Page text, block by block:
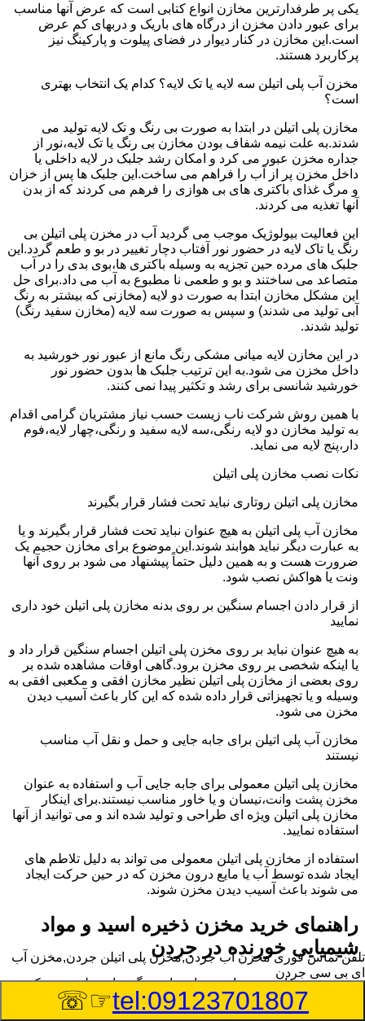
یکی پر طرفدارترین مخازن انواع کتابی است که عرض آنها مناسب
برای عبور دادن مخزن از درگاه های باریک و دربهای کم عرض
است.این مخازن در کنار دیوار در فضای پیلوت و پارکینگ نیز
پرکاربرد هستند.
مخزن آب پلی اتیلن سه لایه یا تک لایه؟ کدام یک انتخاب بهتری
است؟
مخازن پلی اتیلن در ابتدا به صورت بی رنگ و تک لایه تولید می
شدند.به علت نیمه شفاف بودن مخازن بی رنگ یا تک لایه،نور از
جداره مخزن عبور می کرد و امکان رشد جلبک در لایه داخلی یا
داخل مخزن پر از آب را فراهم می ساخت.این جلبک ها پس از خزان
و مرگ غذای باکتری های بی هوازی را فرهم می کردند که از بدن
آنها تغذیه می کردند.
این فعالیت بیولوژیک موجب می گردید آب در مخزن پلی اتیلن بی
رنگ یا تاک لایه در حضور نور آفتاب دچار تغییر در بو و طعم گردد.این
جلبک های مرده حین تجزیه به وسیله باکتری ها،بوی بدی را در آب
متصاعد می ساختند و بو و طعمی نا مطبوع به آب می داد.برای حل
این مشکل مخازن ابتدا به صورت دو لایه (مخازنی که بیشتر به رنگ
آبی تولید می شدند) و سپس به صورت سه لایه (مخازن سفید رنگ)
تولید شدند.
در این مخازن لایه میانی مشکی رنگ مانع از عبور نور خورشید به
داخل مخزن می شود.به این ترتیب جلبک ها بدون حضور نور
خورشید شانسی برای رشد و تکثیر پیدا نمی کنند.
با همین روش شرکت ناب زیست حسب نیاز مشتریان گرامی اقدام
به تولید مخازن دو لایه رنگی،سه لایه سفید و رنگی،چهار لایه،فوم
دار،پنج لایه می نماید.
نکات نصب مخازن پلی اتیلن
مخازن پلی اتیلن روتاری نباید تحت فشار قرار بگیرند
مخازن آب پلی اتیلن به هیچ عنوان نباید تحت فشار قرار بگیرند و یا
به عبارت دیگر نباید هوابند شوند.این موضوع برای مخازن حجیم یک
ضرورت هست و به همین دلیل حتماً پیشنهاد می شود بر روی آنها
ونت یا هواکش نصب شود.
از قرار دادن اجسام سنگین بر روی بدنه مخازن پلی اتیلن خود داری
نمایید
به هیچ عنوان نباید بر روی مخزن پلی اتیلن اجسام سنگین قرار داد و
یا اینکه شخصی بر روی مخزن برود.گاهی اوقات مشاهده شده بر
روی بعضی از مخازن پلی اتیلن نظیر مخازن افقی و مکعبی افقی به
وسیله و یا تجهیزاتی قرار داده شده که این کار باعث آسیب دیدن
مخزن می شود.
مخازن آب پلی اتیلن برای جابه جایی و حمل و نقل آب مناسب
نیستند
مخازن پلی اتیلن معمولی برای جابه جایی آب و استفاده به عنوان
مخزن پشت وانت،نیسان و یا خاور مناسب نیستند.برای اینکار
مخازن پلی اتیلن ویژه ای طراحی و تولید شده اند و می توانید از آنها
استفاده نمایید.
استفاده از مخازن پلی اتیلن معمولی می تواند به دلیل تلاطم های
ایجاد شده توسط آب یا مایع درون مخزن که در حین حرکت ایجاد
می شوند باعث آسیب دیدن مخزن شوند.
راهنمای خرید مخزن ذخیره اسید و مواد
شیمیایی خورنده در جردن
مخزن ذخیره اسید و مواد شیمیایی باید به گونه ای تولید شوند که
بتوانند در برابر چگالی نسبتا بالا و خورندگی انواع اسیدها مقاومت
کافی داشته باشند.به همین دلیل نمی توان در هر مخزنی اسید و مواد
تلفن تماس فوریمخزن آب جردن,مخزن پلی اتیلن جردن,مخزن آب
ای بی سی جردن
tel:09123701807
☞☏